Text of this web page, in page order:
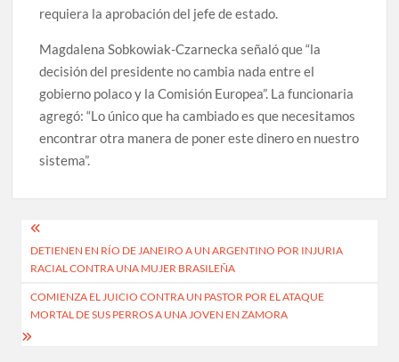
requiera la aprobación del jefe de estado.
Magdalena Sobkowiak-Czarnecka señaló que “la
decisión del presidente no cambia nada entre el
gobierno polaco y la Comisión Europea”. La funcionaria
agregó: “Lo único que ha cambiado es que necesitamos
encontrar otra manera de poner este dinero en nuestro
sistema”.
Navegación
de
entradas
DETIENEN EN RÍO DE JANEIRO A UN ARGENTINO POR INJURIA
RACIAL CONTRA UNA MUJER BRASILEÑA
COMIENZA EL JUICIO CONTRA UN PASTOR POR EL ATAQUE
MORTAL DE SUS PERROS A UNA JOVEN EN ZAMORA